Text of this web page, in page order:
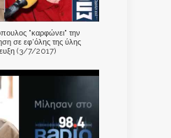
"καρφώνει" την
σε εφ'όλης της ύλης
(3/7/2017)